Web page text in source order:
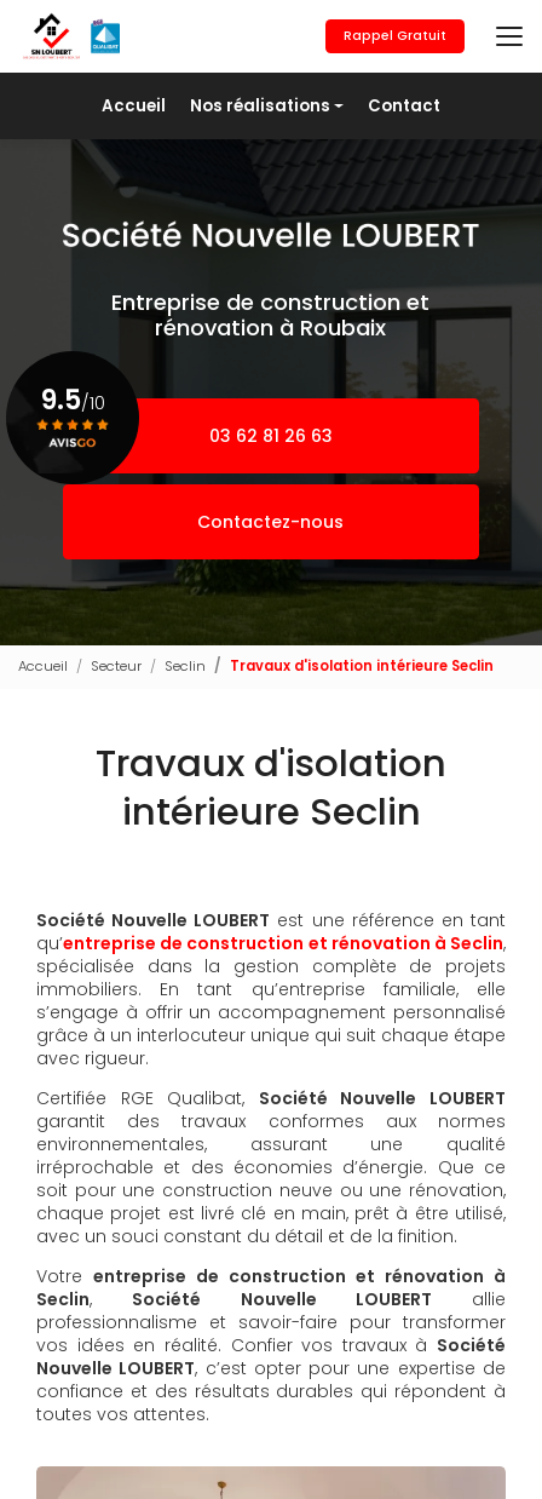
contenu
principal
Accueil Nos réalisations
Maçonnerie générale
Revêtement de sols
Placo/Isolation
Pose de fer
Contact
Rappel Gratuit
Entreprise de construction et
rénovation à Roubaix
03 62 81 26 63
Contactez-nous
9.5/10
Voir le certificat
Accueil Secteur Seclin Travaux d'isolation intérieure Seclin
Travaux d'isolation
intérieure Seclin
Société Nouvelle LOUBERT est une référence en tant
qu’entreprise de construction et rénovation à Seclin,
spécialisée dans la gestion complète de projets
immobiliers. En tant qu’entreprise familiale, elle
s’engage à offrir un accompagnement personnalisé
grâce à un interlocuteur unique qui suit chaque étape
avec rigueur.
Certifiée RGE Qualibat, Société Nouvelle LOUBERT
garantit des travaux conformes aux normes
environnementales, assurant une qualité
irréprochable et des économies d’énergie. Que ce
soit pour une construction neuve ou une rénovation,
chaque projet est livré clé en main, prêt à être utilisé,
avec un souci constant du détail et de la finition.
Votre entreprise de construction et rénovation à
Seclin, Société Nouvelle LOUBERT allie
professionnalisme et savoir-faire pour transformer
vos idées en réalité. Confier vos travaux à Société
Nouvelle LOUBERT, c’est opter pour une expertise de
confiance et des résultats durables qui répondent à
toutes vos attentes.